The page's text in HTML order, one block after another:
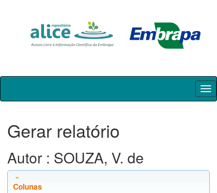
Skip
Gerar relatório
Autor : SOUZA, V. de
Colunas